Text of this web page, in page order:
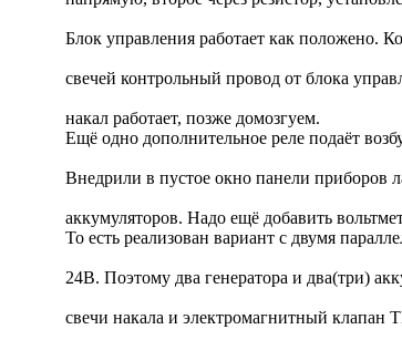
Блок управления работает как положено.
свечей контрольный провод от блока
накал работает, позже домозгуем.
Ещё одно дополнительное реле подаёт
Внедрили в пустое окно панели приборов
аккумуляторов. Надо ещё добавить
То есть реализован вариант с двумя
24В. Поэтому два генератора и два(три)
свечи накала и электромагнитный клапан